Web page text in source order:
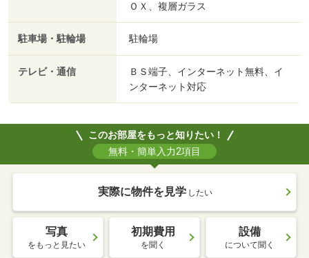
ＯＸ、複層ガラス
駐車場・駐輪場 駐輪場
テレビ・通信
ＢＳ端子、インターネット無料、イ
ンターネット対応
このお部屋をもっと知りたい！
無料・簡単入力2項目
実際に物件を見学 したい
写真
をもっと見たい
初期費用
を聞く
設備
について聞く